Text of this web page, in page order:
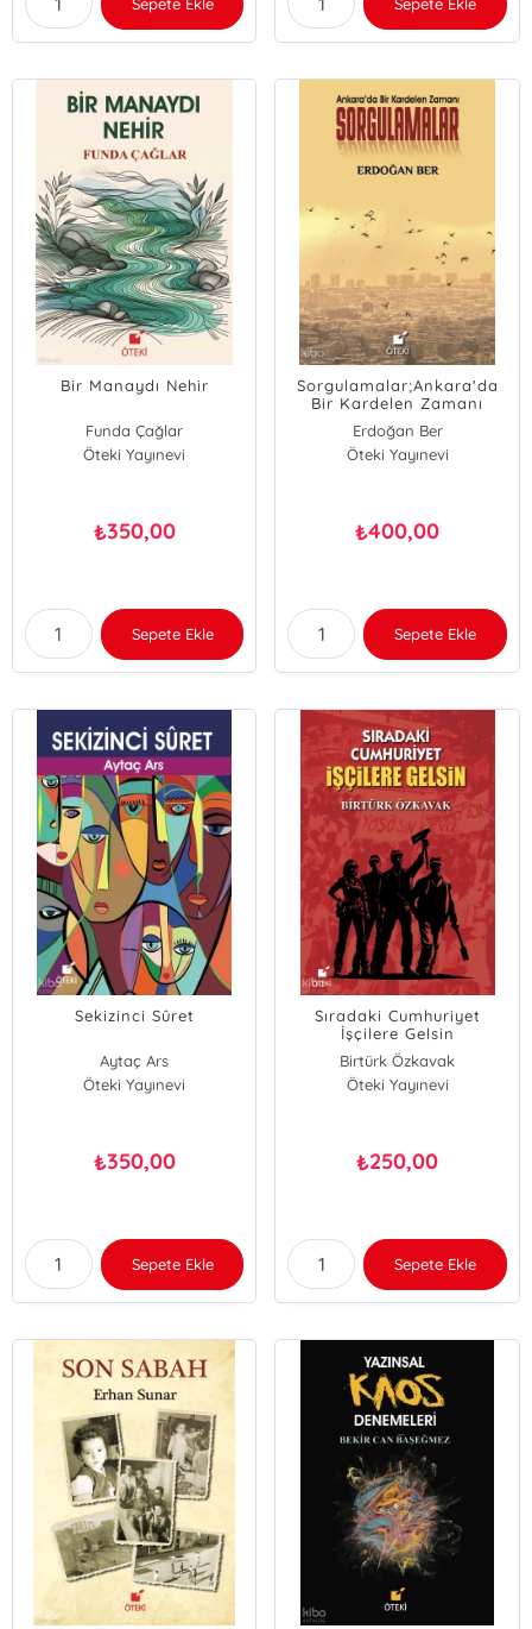
Bir Manaydı Nehir
Funda Çağlar
Öteki Yayınevi
₺350,00
Sepete Ekle
Sorgulamalar;Ankara'da
Bir Kardelen Zamanı
Erdoğan Ber
Öteki Yayınevi
₺400,00
Sepete Ekle
Sekizinci Sûret
Aytaç Ars
Öteki Yayınevi
₺350,00
Sepete Ekle
Sıradaki Cumhuriyet
İşçilere Gelsin
Birtürk Özkavak
Öteki Yayınevi
₺250,00
Sepete Ekle